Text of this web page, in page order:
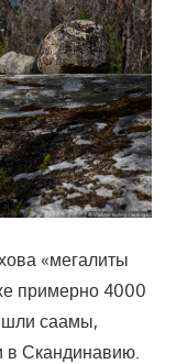
«мегалиты
примерно 4000
саамы,
в Скандинавию.